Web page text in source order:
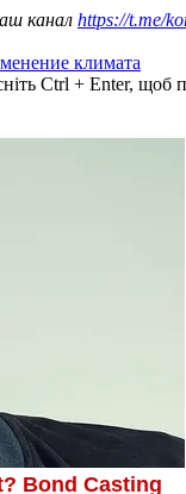
канал https://t.me/
климата
Ctrl + Enter, щоб